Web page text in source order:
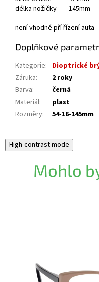
délka nožičky 145mm
není vhodné pří řízení auta
Doplňkové
Kategorie: Dioptrické
Záruka:
2 roky
Barva:
černá
Materiál:
plast
Rozměry: 54-16-145mm
High-contrast mode
Mohlo